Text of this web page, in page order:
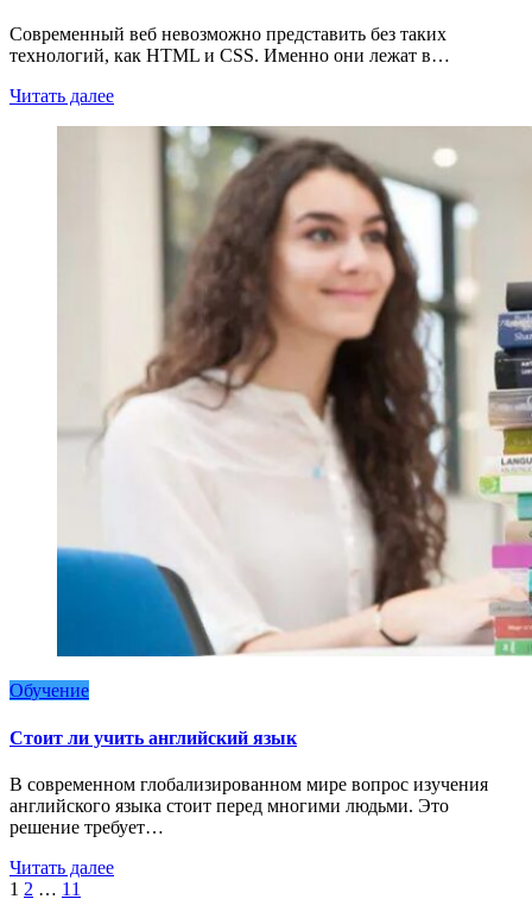
Современный веб невозможно представить без таких
технологий, как HTML и CSS. Именно они лежат в…
Читать далее
Обучение
Стоит ли учить английский язык
В современном глобализированном мире вопрос изучения
английского языка стоит перед многими людьми. Это
решение требует…
Читать далее
Пагинация
1 2 … 11